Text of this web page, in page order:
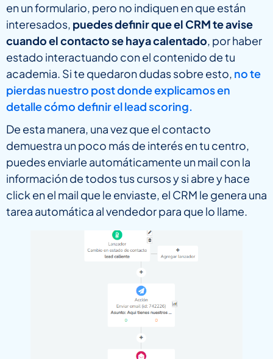
en un formulario, pero no indiquen en que están
interesados, puedes definir que el CRM te avise
cuando el contacto se haya calentado, por haber
estado interactuando con el contenido de tu
academia. Si te quedaron dudas sobre esto, no te
pierdas nuestro post donde explicamos en
detalle cómo definir el lead scoring.
De esta manera, una vez que el contacto
demuestra un poco más de interés en tu centro,
puedes enviarle automáticamente un mail con la
información de todos tus cursos y si abre y hace
click en el mail que le enviaste, el CRM le genera una
tarea automática al vendedor para que lo llame.